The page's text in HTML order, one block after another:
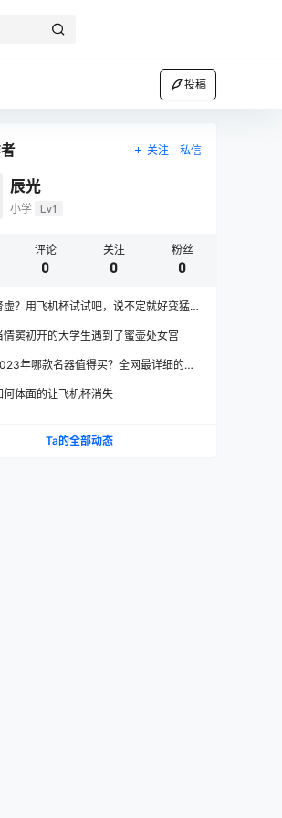
投稿
关注 私信
辰光
小学 Lv1
评论
0
关注
0
粉丝
0
虚？用飞机杯试试吧，说不定就好变猛
情窦初开的大学生遇到了蜜壶处女宫
年哪款名器值得买？全网最详细的名
何体面的让飞机杯消失
Ta的全部动态